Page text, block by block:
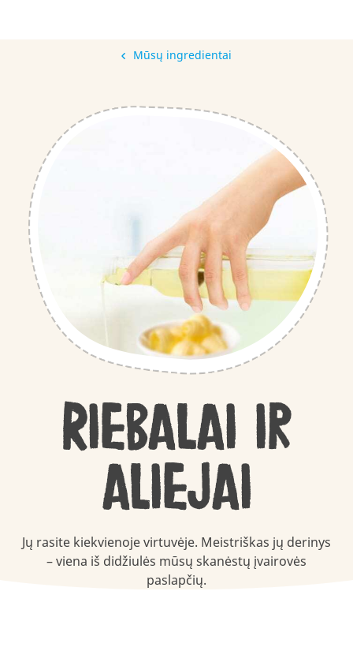
Mūsų ingredientai
Riebalai ir
aliejai
Jų rasite kiekvienoje virtuvėje. Meistriškas jų derinys
– viena iš didžiulės mūsų skanėstų įvairovės
paslapčių.